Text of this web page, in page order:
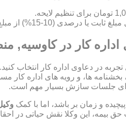
(10-15%) از مبلغ توافق شده باشد.
کار در کاوسیه,
بخشنامه ها، و رویه های اداره کار
جلسات سازش بسیار مهم است.
و زمان بر باشد، اما با کمک
حق بیمه، این وکلا نقش حیاتی در